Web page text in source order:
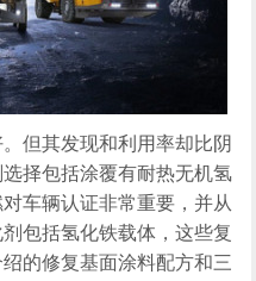
但其发现和利用率却比阴
择包括涂覆有耐热无机氢
车辆认证非常重要，并从
包括氢化铁载体，这些复
的修复基面涂料配方和三